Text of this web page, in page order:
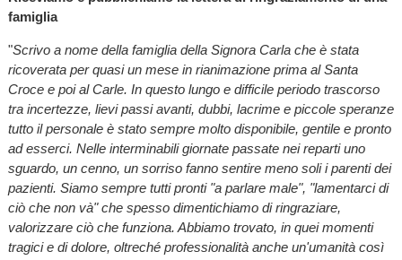
famiglia
"Scrivo a nome della famiglia della Signora Carla che è stata
ricoverata per quasi un mese in rianimazione prima al Santa
Croce e poi al Carle. In questo lungo e difficile periodo trascorso
tra incertezze, lievi passi avanti, dubbi, lacrime e piccole speranze
tutto il personale è stato sempre molto disponibile, gentile e pronto
ad esserci. Nelle interminabili giornate passate nei reparti uno
sguardo, un cenno, un sorriso fanno sentire meno soli i parenti dei
pazienti. Siamo sempre tutti pronti "a parlare male", "lamentarci di
ciò che non và" che spesso dimentichiamo di ringraziare,
valorizzare ciò che funziona. Abbiamo trovato, in quei momenti
tragici e di dolore, oltreché professionalità anche un'umanità così